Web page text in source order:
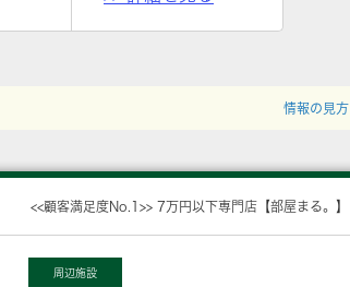
情報の見方
<<顧客満足度No.1>> 7万円以下専門店【部屋まる。】
周辺施設